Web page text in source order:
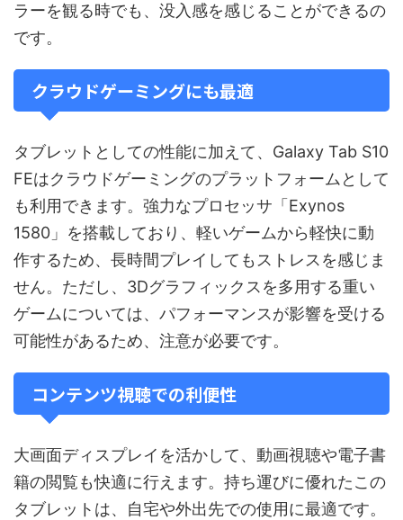
ラーを観る時でも、没入感を感じることができるの
です。
クラウドゲーミングにも最適
タブレットとしての性能に加えて、Galaxy Tab S10
FEはクラウドゲーミングのプラットフォームとして
も利用できます。強力なプロセッサ「Exynos
1580」を搭載しており、軽いゲームから軽快に動
作するため、長時間プレイしてもストレスを感じま
せん。ただし、3Dグラフィックスを多用する重い
ゲームについては、パフォーマンスが影響を受ける
可能性があるため、注意が必要です。
コンテンツ視聴での利便性
大画面ディスプレイを活かして、動画視聴や電子書
籍の閲覧も快適に行えます。持ち運びに優れたこの
タブレットは、自宅や外出先での使用に最適です。